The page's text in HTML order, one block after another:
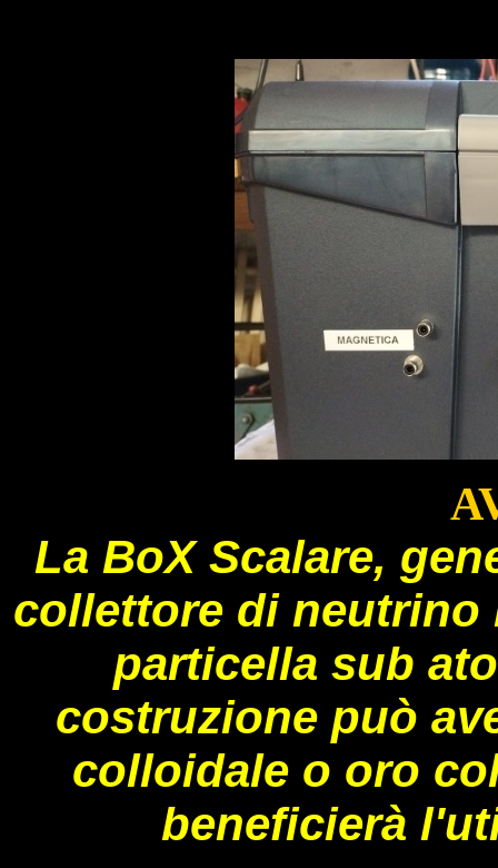
La BoX Scalare,
collettore di neutrino
particella sub
costruzione può
colloidale o oro
beneficierà